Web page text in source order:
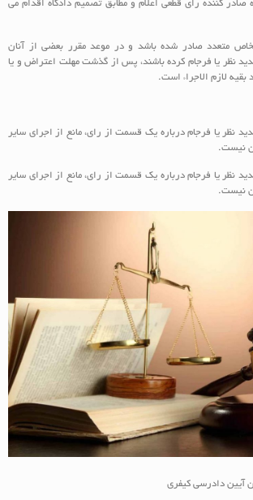
صادر کننده رای قطعی اعلام و مطابق تصمیم دادگاه اقدام می
متعدد صادر شده باشد و در موعد مقرر بعضی از آنان
نظر یا فرجام کرده باشند، پس از گذشت مهلت اعتراض و یا
بقیه لازم الاجراء است.
نظر یا فرجام درباره یک قسمت از رای، مانع از اجرای سایر
نیست.
نظر یا فرجام درباره یک قسمت از رای، مانع از اجرای سایر
نیست.